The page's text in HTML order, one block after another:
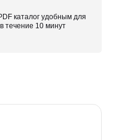
каталог удобным для
течение 10 минут